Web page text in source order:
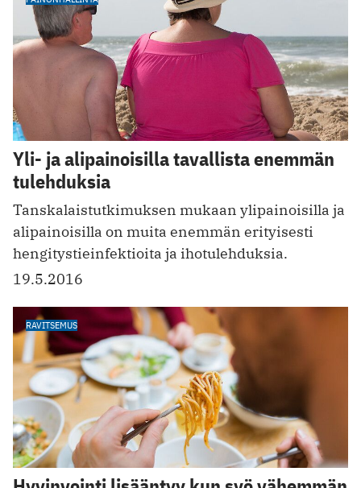
Yli- ja alipainoisilla tavallista enemmän
tulehduksia
Tanskalaistutkimuksen mukaan ylipainoisilla ja
alipainoisilla on muita enemmän erityisesti
hengitystieinfektioita ja ihotulehduksia.
19.5.2016
RAVITSEMUS